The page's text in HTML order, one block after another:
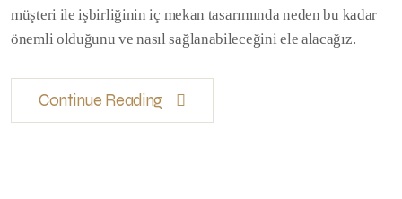
müşteri ile işbirliğinin iç mekan tasarımında neden bu kadar
önemli olduğunu ve nasıl sağlanabileceğini ele alacağız.
Continue Reading